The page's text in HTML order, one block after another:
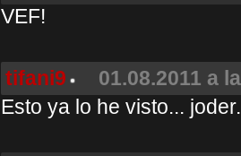
VEF!
tifani9
01.08.2011 a
Esto ya lo he visto...